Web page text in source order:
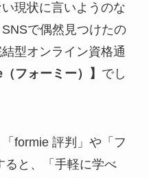
現状に言いようのな
で偶然見つけたの
型オンライン資格通
フォーミー）】 でし
formie 評判」や「フ
ると、「手軽に学べ